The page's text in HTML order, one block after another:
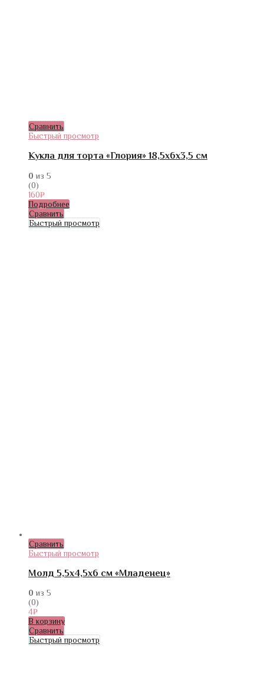
Сравнить
Быстрый просмотр
Кукла для торта «Глория» 18,5х6х3,5 см
0 из 5
(0)
160₽
Подробнее
Сравнить
Быстрый просмотр
Сравнить
Быстрый просмотр
Молд 5,5х4,5х6 см «Младенец»
0 из 5
(0)
4₽
В корзину
Сравнить
Быстрый просмотр